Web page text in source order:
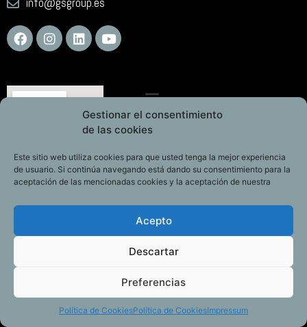
Gestionar el consentimiento
de las cookies
Este sitio web utiliza cookies para que usted tenga la mejor experiencia
de usuario. Si continúa navegando está dando su consentimiento para la
aceptación de las mencionadas cookies y la aceptación de nuestra
Acepto
Descartar
Preferencias
Política de CookiesPolítica de CookiesImpressum